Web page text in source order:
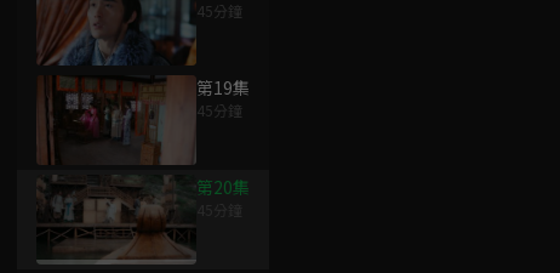
45分鐘
第19集
45分鐘
第20集